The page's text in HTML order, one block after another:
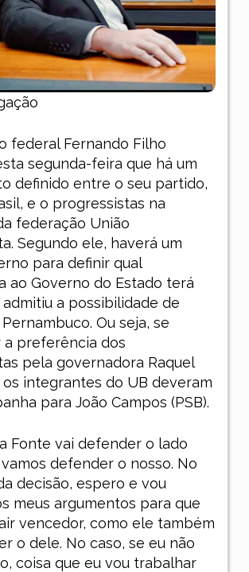
federal Fernando Filho
segunda-feira que há um
definido entre o seu partido,
e o progressistas na
federação União
Segundo ele, haverá um
para definir qual
ao Governo do Estado terá
a possibilidade de
Ou seja, se
preferência dos
pela governadora Raquel
os integrantes do UB deveram
para João Campos (PSB).
Fonte vai defender o lado
defender o nosso. No
decisão, espero e vou
meus argumentos para que
vencedor, como ele também
o dele. No caso, se eu não
coisa que eu vou trabalhar